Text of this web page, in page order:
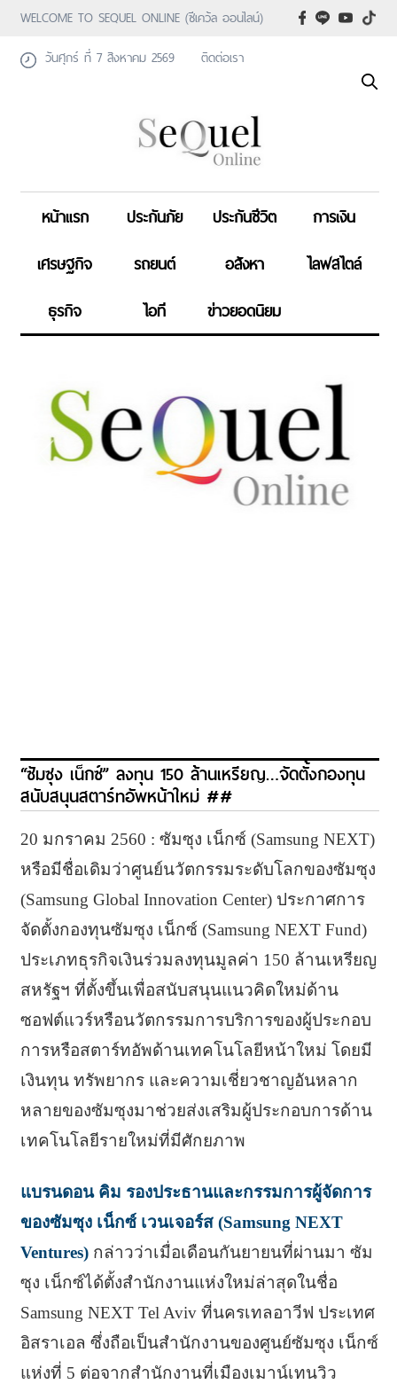
WELCOME TO SEQUEL ONLINE (ซีเคว้ล ออนไลน์)
วันศุกร์ ที่ 7 สิงหาคม 2569
ติดต่อเรา
หน้าแรก ประกันภัย ประกันชีวิต
การเงิน
เศรษฐกิจ
รถยนต์ อสังหา
ไลฟสไตล์
ธุรกิจ
ไอที ข่าวยอดนิยม
“ซัมซุง เน็กซ์” ลงทุน 150 ล้านเหรียญ…จัดตั้งกองทุน
สนับสนุนสตาร์ทอัพหน้าใหม่ ##
20 มกราคม 2560 : ซัมซุง เน็กซ์ (Samsung NEXT)
หรือมีชื่อเดิมว่าศูนย์นวัตกรรมระดับโลกของซัมซุง
(Samsung Global Innovation Center) ประกาศการ
จัดตั้งกองทุนซัมซุง เน็กซ์ (Samsung NEXT Fund)
ประเภทธุรกิจเงินร่วมลงทุนมูลค่า 150 ล้านเหรียญ
สหรัฐฯ ที่ตั้งขึ้นเพื่อสนับสนุนแนวคิดใหม่ด้าน
ซอฟต์แวร์หรือนวัตกรรมการบริการของผู้ประกอบ
การหรือสตาร์ทอัพด้านเทคโนโลยีหน้าใหม่ โดยมี
เงินทุน ทรัพยากร และความเชี่ยวชาญอันหลาก
หลายของซัมซุงมาช่วยส่งเสริมผู้ประกอบการด้าน
เทคโนโลยีรายใหม่ที่มีศักยภาพ
แบรนดอน คิม รองประธานและกรรมการผู้จัดการ
ของซัมซุง เน็กซ์ เวนเจอร์ส (Samsung NEXT
Ventures)กล่าวว่าเมื่อเดือนกันยายนที่ผ่านมา ซัม
ซุง เน็กซ์ได้ตั้งสำนักงานแห่งใหม่ล่าสุดในชื่อ
Samsung NEXT Tel Aviv ที่นครเทลอาวีฟ ประเทศ
อิสราเอล ซึ่งถือเป็นสำนักงานของศูนย์ซัมซุง เน็กซ์
แห่งที่ 5 ต่อจากสำนักงานที่เมืองเมาน์เทนวิว